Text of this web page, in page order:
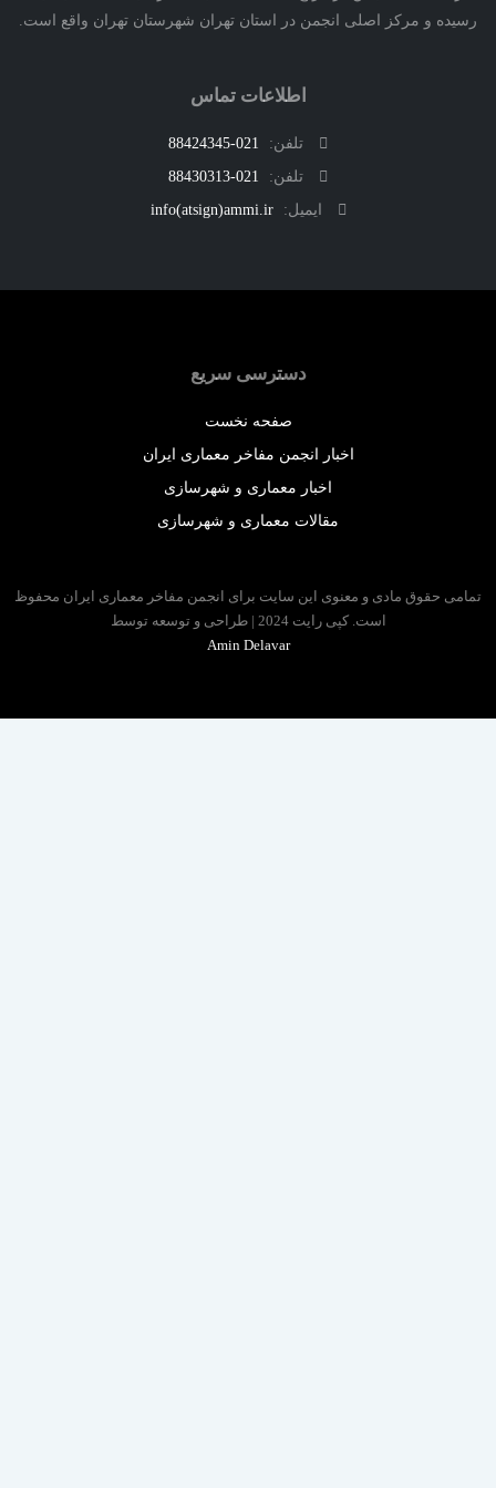
و مرکز اصلی انجمن در استان تهران شهرستان تهران واقع است.
اطلاعات تماس
تلفن:
021-88424345
تلفن:
021-88430313
ایمیل:
info(atsign)ammi.ir
دسترسی سریع
صفحه نخست
اخبار انجمن مفاخر معماری ایران
اخبار معماری و شهرسازی
مقالات معماری و شهرسازی
حقوق مادی و معنوی این سایت برای انجمن مفاخر معماری ایران محفوظ
است. کپی رایت 2024 | طراحی و توسعه توسط
Amin Delavar